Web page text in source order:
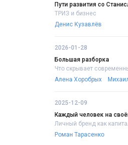
Пути развития со
ТРИЗ и бизнес
Денис Кузавлёв
2026-01-28
Большая разборка
Что скрывает
Алена Хоробрых
2025-12-09
Каждый человек на
Личный бренд как
Роман Тарасенко